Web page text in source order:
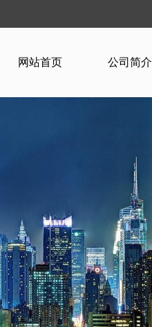
网站首页 公司简介